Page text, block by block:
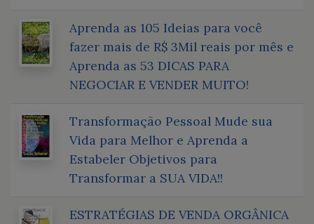
Aprenda as 105 Ideias para você
fazer mais de R$ 3Mil reais por mês e
Aprenda as 53 DICAS PARA
NEGOCIAR E VENDER MUITO!
Transformação Pessoal Mude sua
Vida para Melhor e Aprenda a
Estabeler Objetivos para
Transformar a SUA VIDA!!
ESTRATÉGIAS DE VENDA ORGÂNICA